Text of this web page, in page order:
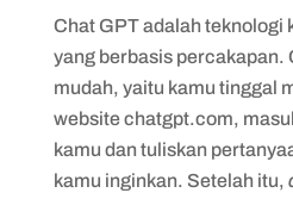
Chat GPT adalah teknologi
yang berbasis percakapan.
mudah, yaitu kamu tinggal
website chatgpt.com,
kamu dan tuliskan
kamu inginkan. Setelah itu,